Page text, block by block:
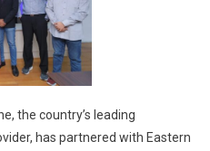
the country’s leading
has partnered with Eastern